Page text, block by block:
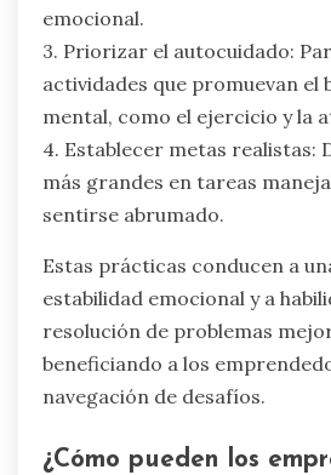
emocional.
3. Priorizar el autocuidado:
actividades que promuevan el
mental, como el ejercicio y la
4. Establecer metas realistas:
más grandes en tareas
sentirse abrumado.
Estas prácticas conducen a
estabilidad emocional y a
resolución de problemas
beneficiando a los
navegación de desafíos.
¿Cómo pueden los